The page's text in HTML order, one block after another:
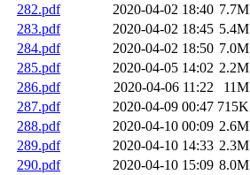
282.pdf
2020-04-02 18:40 7.7M
283.pdf
2020-04-02 18:45 5.4M
284.pdf
2020-04-02 18:50 7.0M
285.pdf
2020-04-05 14:02 2.2M
286.pdf
2020-04-06 11:22
11M
287.pdf
2020-04-09 00:47 715K
288.pdf
2020-04-10 00:09 2.6M
289.pdf
2020-04-10 14:33 2.3M
290.pdf
2020-04-10 15:09 8.0M